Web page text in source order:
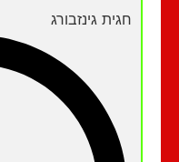
חגית גינזבורג